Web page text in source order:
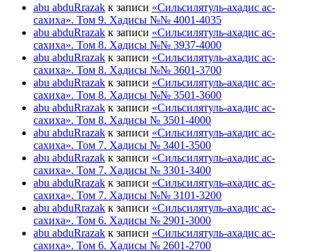
abu abduRrazak к записи «Сильсилятуль-ахадис ас-
сахиха». Том 9. Хадисы №№ 4001-4035
abu abduRrazak к записи «Сильсилятуль-ахадис ас-
сахиха». Том 8. Хадисы №№ 3937-4000
abu abduRrazak к записи «Сильсилятуль-ахадис ас-
сахиха». Том 8. Хадисы №№ 3601-3700
abu abduRrazak к записи «Сильсилятуль-ахадис ас-
сахиха». Том 8. Хадисы №№ 3501-3600
abu abduRrazak к записи «Сильсилятуль-ахадис ас-
сахиха». Том 8. Хадисы № 3501-4000
abu abduRrazak к записи «Сильсилятуль-ахадис ас-
сахиха». Том 7. Хадисы № 3401-3500
abu abduRrazak к записи «Сильсилятуль-ахадис ас-
сахиха». Том 7. Хадисы № 3301-3400
abu abduRrazak к записи «Сильсилятуль-ахадис ас-
сахиха». Том 7. Хадисы №№ 3101-3200
abu abduRrazak к записи «Сильсилятуль-ахадис ас-
сахиха». Том 6. Хадисы № 2901-3000
abu abduRrazak к записи «Сильсилятуль-ахадис ас-
сахиха». Том 6. Хадисы № 2601-2700